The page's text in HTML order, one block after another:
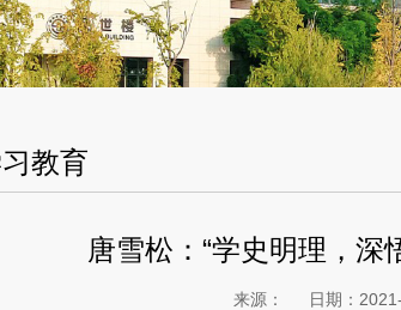
教育
唐雪松：“学史明理，深
来源： 日期：